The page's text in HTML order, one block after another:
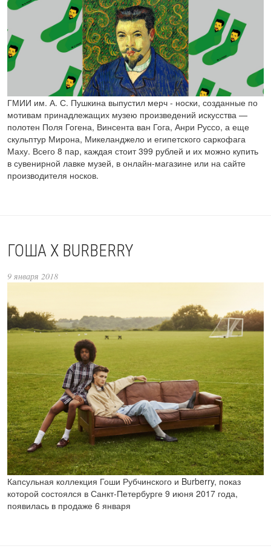
ГМИИ им. А. С. Пушкина выпустил мерч - носки, созданные по
мотивам принадлежащих музею произведений искусства —
полотен Поля Гогена, Винсента ван Гога, Анри Руссо, а еще
скульптур Мирона, Микеланджело и египетского саркофага
Маху. Всего 8 пар, каждая стоит 399 рублей и их можно купить
в сувенирной лавке музей, в онлайн-магазине или на сайте
производителя носков.
ГОША X BURBERRY
9 января 2018
Капсульная коллекция Гоши Рубчинского и Burberry, показ
которой состоялся в Санкт-Петербурге 9 июня 2017 года,
появилась в продаже 6 января